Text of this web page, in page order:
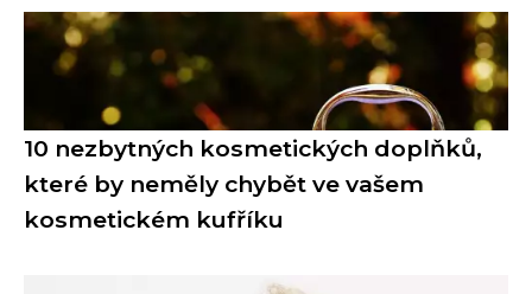
10 nezbytných kosmetických doplňků,
které by neměly chybět ve vašem
kosmetickém kufříku